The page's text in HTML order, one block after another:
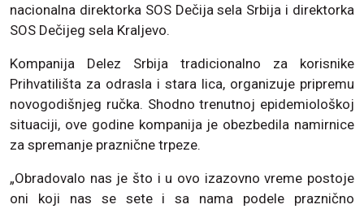
nacionalna direktorka SOS Dečija sela Srbija i direktorka
SOS Dečijeg sela Kraljevo.
Kompanija Delez Srbija tradicionalno za korisnike
Prihvatilišta za odrasla i stara lica, organizuje pripremu
novogodišnjeg ručka. Shodno trenutnoj epidemiološkoj
situaciji, ove godine kompanija je obezbedila namirnice
za spremanje praznične trpeze.
„Obradovalo nas je što i u ovo izazovno vreme postoje
oni koji nas se sete i sa nama podele praznično